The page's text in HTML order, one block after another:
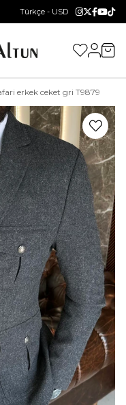
Türkçe - USD
erkek ceket gri T9879